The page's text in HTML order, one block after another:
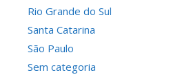
Rio Grande do Sul
Santa Catarina
São Paulo
Sem categoria